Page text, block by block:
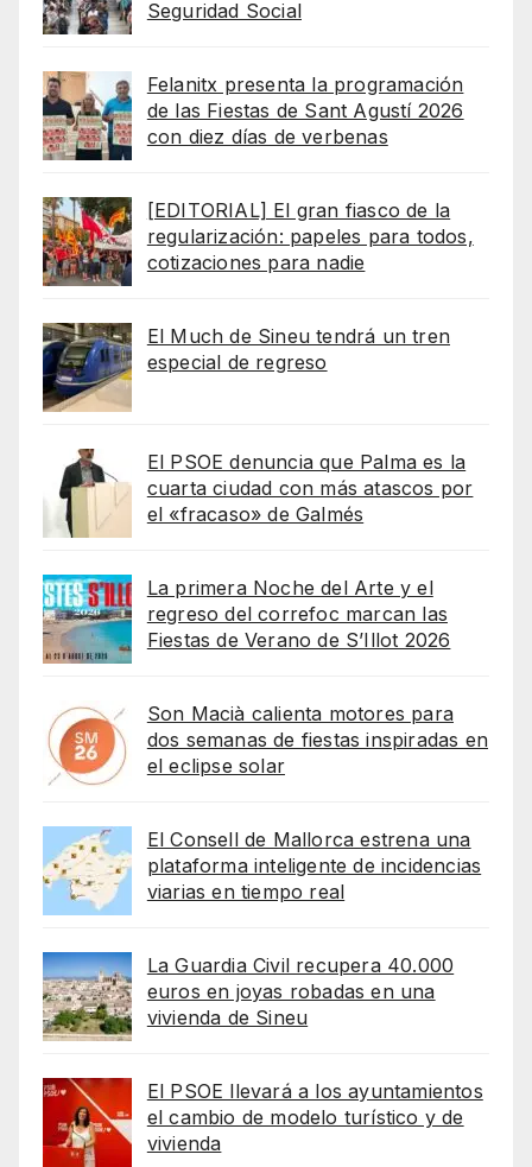
Seguridad Social
Felanitx presenta la programación
de las Fiestas de Sant Agustí 2026
con diez días de verbenas
[EDITORIAL] El gran fiasco de la
regularización: papeles para todos,
cotizaciones para nadie
El Much de Sineu tendrá un tren
especial de regreso
El PSOE denuncia que Palma es la
cuarta ciudad con más atascos por
el «fracaso» de Galmés
La primera Noche del Arte y el
regreso del correfoc marcan las
Fiestas de Verano de S’Illot 2026
Son Macià calienta motores para
dos semanas de fiestas inspiradas en
el eclipse solar
El Consell de Mallorca estrena una
plataforma inteligente de incidencias
viarias en tiempo real
La Guardia Civil recupera 40.000
euros en joyas robadas en una
vivienda de Sineu
El PSOE llevará a los ayuntamientos
el cambio de modelo turístico y de
vivienda